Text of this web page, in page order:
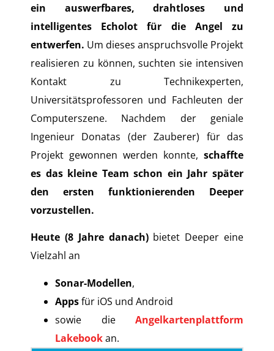
ein auswerfbares, drahtloses und
intelligentes Echolot für die Angel zu
entwerfen. Um dieses anspruchsvolle Projekt
realisieren zu können, suchten sie intensiven
Kontakt zu Technikexperten,
Universitätsprofessoren und Fachleuten der
Computerszene. Nachdem der geniale
Ingenieur Donatas (der Zauberer) für das
Projekt gewonnen werden konnte, schaffte
es das kleine Team schon ein Jahr später
den ersten funktionierenden Deeper
vorzustellen.
Heute (8 Jahre danach)bietet Deeper eine
Vielzahl an
Sonar-Modellen,
Appsfür iOS und Android
sowie die Angelkartenplattform
Lakebookan.